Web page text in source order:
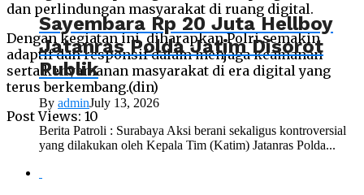
dan perlindungan masyarakat di ruang digital.
Dengan kegiatan ini, diharapkan Polri semakin
adaptif dan responsif dalam menjaga keamanan
serta kenyamanan masyarakat di era digital yang
terus berkembang.(din)
Post Views: 10
Sayembara Rp 20 Juta Hellboy
Jatanras Polda Jatim Disorot
Publik
By adminJuly 13, 2026
Berita Patroli : Surabaya Aksi berani sekaligus kontroversial
yang dilakukan oleh Kepala Tim (Katim) Jatanras Polda...